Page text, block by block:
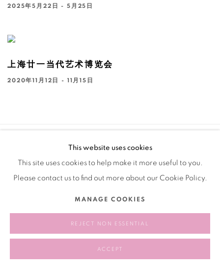
2025年5月22日 - 5月25日
上海廿一当代艺术博览会
2020年11月12日 - 11月15日
版权 2026 BANK 网页支持 ARTLOGIC
This website uses cookies
This site uses cookies to help make it more useful to you.
Please contact us to find out more about our Cookie Policy.
MANAGE COOKIES
REJECT NON ESSENTIAL
ACCEPT